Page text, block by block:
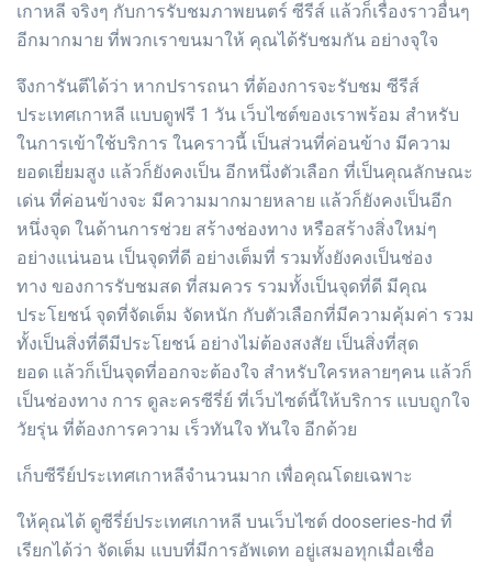
เกาหลี จริงๆ กับการรับชมภาพยนตร์ ซีรีส์ แล้วก็เรื่องราวอื่นๆ
อีกมากมาย ที่พวกเราขนมาให้ คุณได้รับชมกัน อย่างจุใจ
จึงการันตีได้ว่า หากปรารถนา ที่ต้องการจะรับชม ซีรีส์
ประเทศเกาหลี แบบดูฟรี 1 วัน เว็บไซต์ของเราพร้อม สำหรับ
ในการเข้าใช้บริการ ในคราวนี้ เป็นส่วนที่ค่อนข้าง มีความ
ยอดเยี่ยมสูง แล้วก็ยังคงเป็น อีกหนึ่งตัวเลือก ที่เป็นคุณลักษณะ
เด่น ที่ค่อนข้างจะ มีความมากมายหลาย แล้วก็ยังคงเป็นอีก
หนึ่งจุด ในด้านการช่วย สร้างช่องทาง หรือสร้างสิ่งใหม่ๆ
อย่างแน่นอน เป็นจุดที่ดี อย่างเต็มที่ รวมทั้งยังคงเป็นช่อง
ทาง ของการรับชมสด ที่สมควร รวมทั้งเป็นจุดที่ดี มีคุณ
ประโยชน์ จุดที่จัดเต็ม จัดหนัก กับตัวเลือกที่มีความคุ้มค่า รวม
ทั้งเป็นสิ่งที่ดีมีประโยชน์ อย่างไม่ต้องสงสัย เป็นสิ่งที่สุด
ยอด แล้วก็เป็นจุดที่ออกจะต้องใจ สำหรับใครหลายๆคน แล้วก็
เป็นช่องทาง การ ดูละครซีรี่ย์ ที่เว็บไซต์นี้ให้บริการ แบบถูกใจ
วัยรุ่น ที่ต้องการความ เร็วทันใจ ทันใจ อีกด้วย
เก็บซีรีย์ประเทศเกาหลีจำนวนมาก เพื่อคุณโดยเฉพาะ
ให้คุณได้ ดูซีรี่ย์ประเทศเกาหลี บนเว็บไซต์ dooseries-hd ที่
เรียกได้ว่า จัดเต็ม แบบที่มีการอัพเดท อยู่เสมอทุกเมื่อเชื่อ